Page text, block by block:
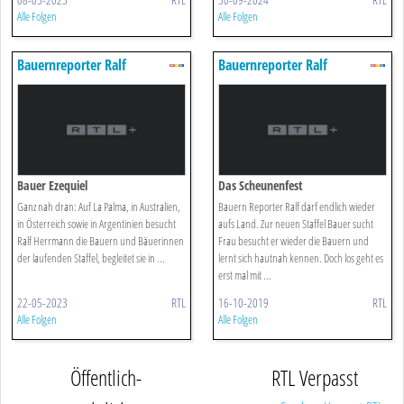
Alle Folgen Alle Folgen
Bauernreporter Ralf
Bauer Ezequiel
Ganz nah dran: Auf La Palma, in Australien,
in Österreich sowie in Argentinien besucht
Ralf Herrmann die Bauern und Bäuerinnen
der laufenden Staffel, begleitet sie in ...
22-05-2023 RTL
Alle Folgen
Bauernreporter Ralf
Das Scheunenfest
Bauern Reporter Ralf darf endlich wieder
aufs Land. Zur neuen Staffel Bauer sucht
Frau besucht er wieder die Bauern und
lernt sich hautnah kennen. Doch los geht es
erst mal mit ...
16-10-2019 RTL
Alle Folgen
Öffentlich-
RTL Verpasst